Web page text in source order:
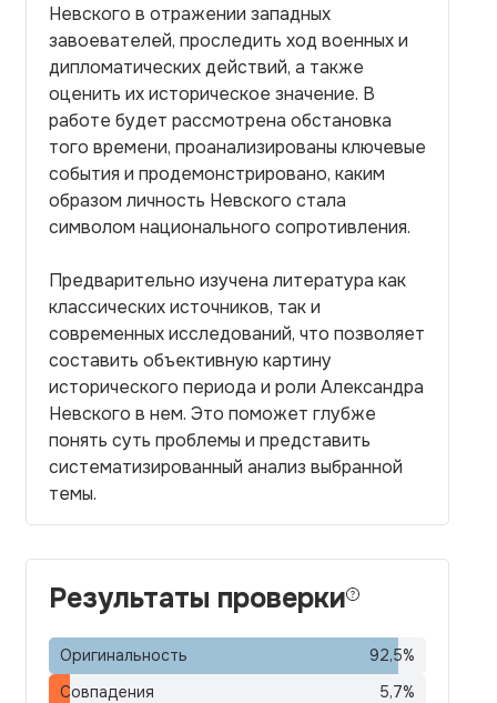
Невского в отражении западных
завоевателей, проследить ход военных и
дипломатических действий, а также
оценить их историческое значение. В
работе будет рассмотрена обстановка
того времени, проанализированы ключевые
события и продемонстрировано, каким
образом личность Невского стала
символом национального сопротивления.
Предварительно изучена литература как
классических источников, так и
современных исследований, что позволяет
составить объективную картину
исторического периода и роли Александра
Невского в нем. Это поможет глубже
понять суть проблемы и представить
систематизированный анализ выбранной
темы.
Результаты проверки
Оригинальность 92,5%
Совпадения
5,7%